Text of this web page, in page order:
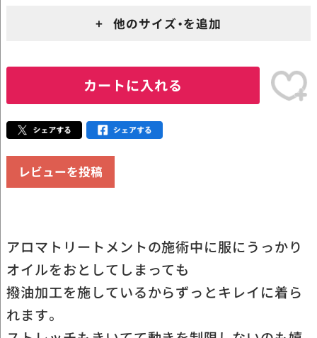
+ 他のサイズ・を追加
カートに入れる
レビューを投稿
アロマトリートメントの施術中に服にうっかり
オイルをおとしてしまっても
撥油加工を施しているからずっとキレイに着ら
れます。